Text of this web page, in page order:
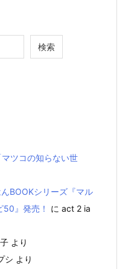
検索
ツコの知らない世
BOOKシリーズ『マル
』発売！
に act 2 ia
より
シ より